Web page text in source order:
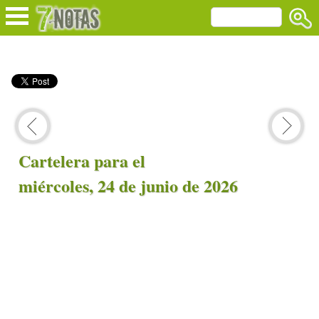
Cartelera para el
miércoles, 24 de junio de 2026